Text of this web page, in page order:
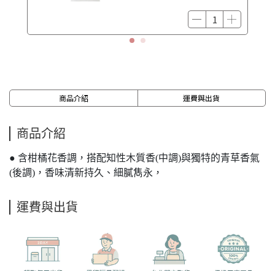
商品介紹 運費與出貨
商品介紹
● 含柑橘花香調，搭配知性木質香(中調)與獨特的青草香氣
(後調)，香味清新持久、細膩雋永，
運費與出貨